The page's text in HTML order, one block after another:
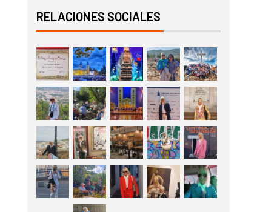
RELACIONES SOCIALES